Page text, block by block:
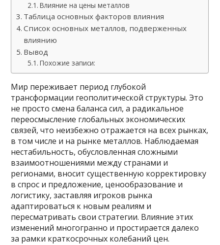
Влияние на цены металлов
Таблица основных факторов влияния
Список основных металлов, подверженных
влиянию
Вывод
Похожие записи:
Мир переживает период глубокой
трансформации геополитической структуры. Это
не просто смена баланса сил, а радикальное
переосмысление глобальных экономических
связей, что неизбежно отражается на всех рынках,
в том числе и на рынке металлов. Наблюдаемая
нестабильность, обусловленная сложными
взаимоотношениями между странами и
регионами, вносит существенную корректировку
в спрос и предложение, ценообразование и
логистику, заставляя игроков рынка
адаптироваться к новым реалиям и
пересматривать свои стратегии. Влияние этих
изменений многогранно и простирается далеко
за рамки краткосрочных колебаний цен.